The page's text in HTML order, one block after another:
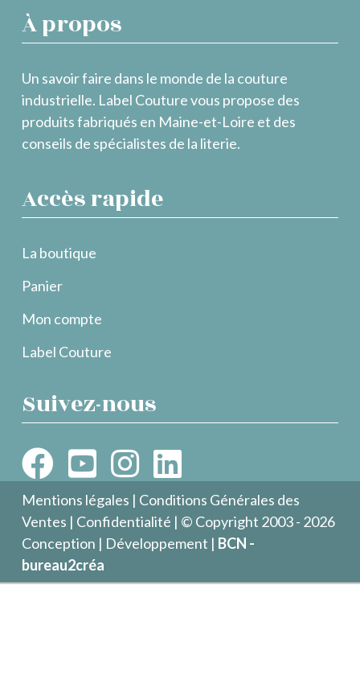
À propos
Un savoir faire dans le monde de la couture
industrielle. Label Couture vous propose des
produits fabriqués en Maine-et-Loire et des
conseils de spécialistes de la literie.
Accès rapide
La boutique
Panier
Mon compte
Label Couture
Suivez-nous
Mentions légales | Conditions Générales des
Ventes | Confidentialité | © Copyright 2003 - 2026
Conception | Développement | BCN -
bureau2créa